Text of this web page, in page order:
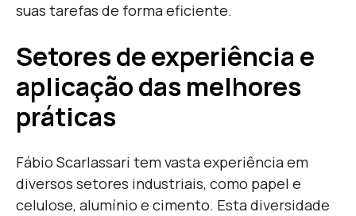
suas tarefas de forma eficiente.
Setores de experiência e
aplicação das melhores
práticas
Fábio Scarlassari tem vasta experiência em
diversos setores industriais, como papel e
celulose, alumínio e cimento. Esta diversidade